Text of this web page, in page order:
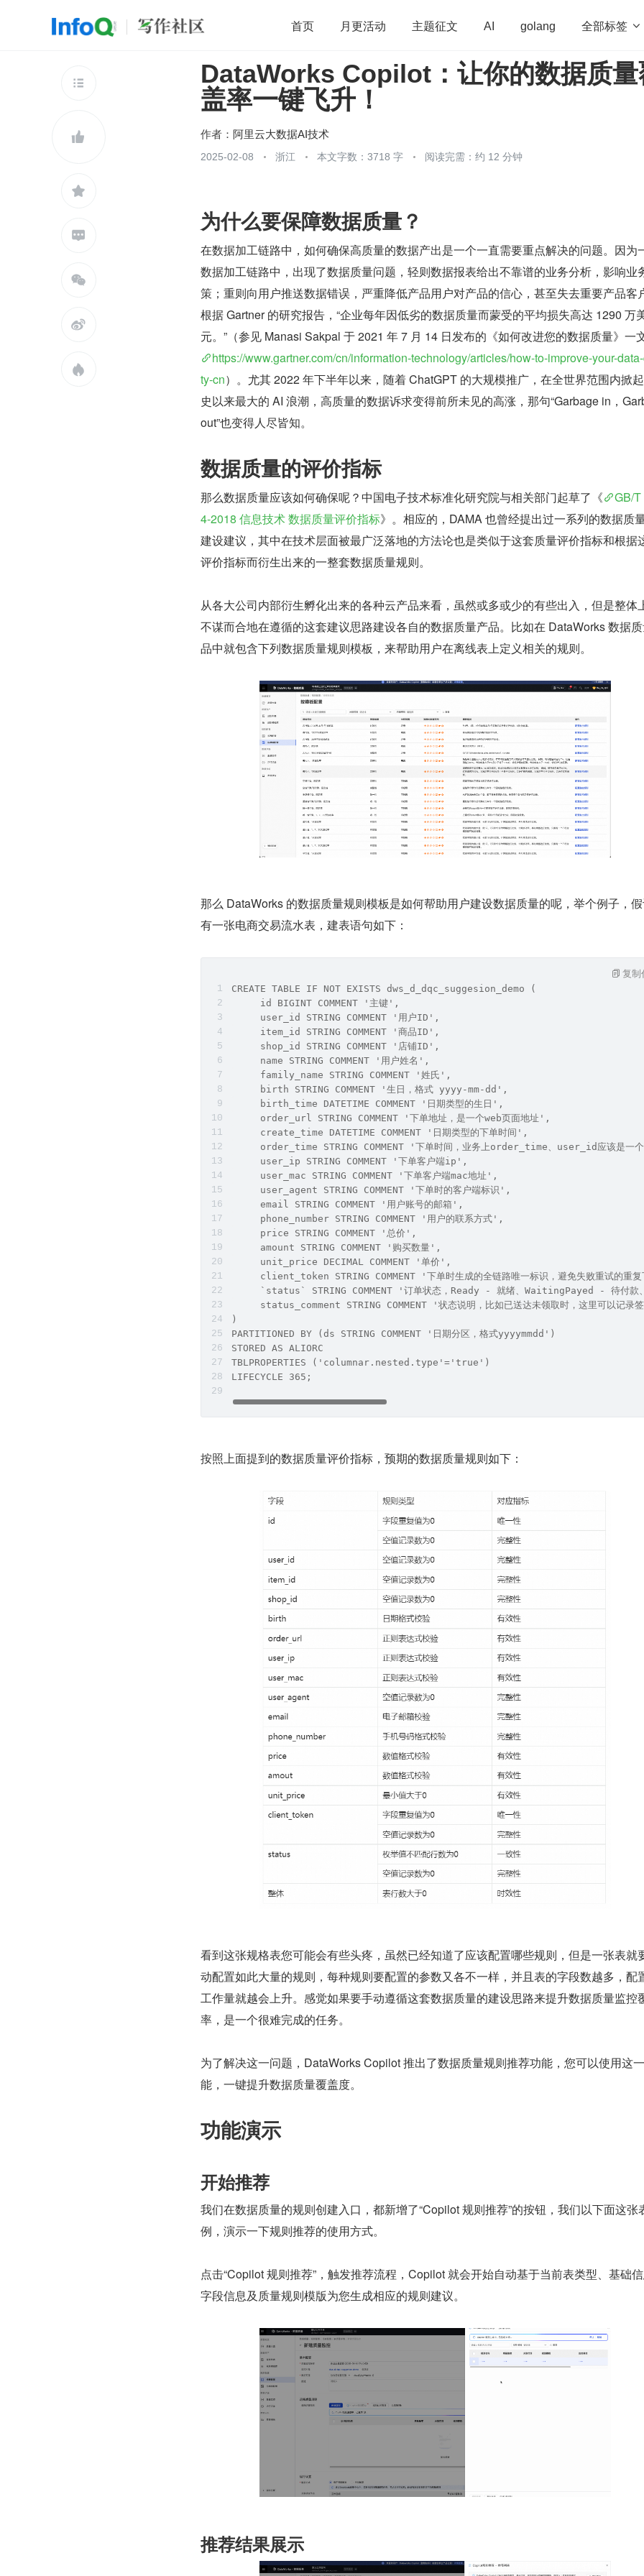
首页 月更活动 主题征文 AI golang 全部标签 
开源 架构 OpenHarmony 算法 学习方法 Web3.0 高
团队管理 程序员
查看更多







DataWorks Copilot：让你的数据质量
盖率一键飞升！
作者： 阿里云大数据AI技术
2025-02-08 浙江 本文字数：3718 字 阅读完需：约 12 分钟
为什么要保障数据质量？
在数据加工链路中，如何确保高质量的数据产出是一个一直需要重点解决的问题。因为
数据加工链路中，出现了数据质量问题，轻则数据报表给出不靠谱的业务分析，影响业
策；重则向用户推送数据错误，严重降低产品用户对产品的信心，甚至失去重要产品客
根据 Gartner 的研究报告，“企业每年因低劣的数据质量而蒙受的平均损失高达 1290 万
元。”（参见 Manasi Sakpal 于 2021 年 7 月 14 日发布的《如何改进您的数据质量》一
https://www.gartner.com/cn/information-technology/articles/how-to-improve-your-
ty-cn）。尤其 2022 年下半年以来，随着 ChatGPT 的大规模推广，在全世界范围内掀
史以来最大的 AI 浪潮，高质量的数据诉求变得前所未见的高涨，那句“Garbage in，
out”也变得人尽皆知。
数据质量的评价指标
那么数据质量应该如何确保呢？中国电子技术标准化研究院与相关部门起草了《
GB/
4-2018 信息技术 数据质量评价指标》。相应的，DAMA 也曾经提出过一系列的数据质
建设建议，其中在技术层面被最广泛落地的方法论也是类似于这套质量评价指标和根据
评价指标而衍生出来的一整套数据质量规则。
从各大公司内部衍生孵化出来的各种云产品来看，虽然或多或少的有些出入，但是整体
不谋而合地在遵循的这套建议思路建设各自的数据质量产品。比如在 DataWorks 数据
品中就包含下列数据质量规则模板，来帮助用户在离线表上定义相关的规则。
那么 DataWorks 的数据质量规则模板是如何帮助用户建设数据质量的呢，举个例子，
有一张电商交易流水表，建表语句如下：
CREATE TABLE IF NOT EXISTS dws_d_dqc_suggesion_demo (
     id BIGINT COMMENT '主键',
     user_id STRING COMMENT '用户ID',
     item_id STRING COMMENT '商品ID',
     shop_id STRING COMMENT '店铺ID',
     name STRING COMMENT '用户姓名',
     family_name STRING COMMENT '姓氏',
     birth STRING COMMENT '生日，格式 yyyy-mm-dd',
     birth_time DATETIME COMMENT '日期类型的生日',
     order_url STRING COMMENT '下单地址，是一个web页面地址',
     create_time DATETIME COMMENT '日期类型的下单时间',
order_time STRING COMMENT '下单时间，业务上order_time、user_id应该是一个唯
     user_ip STRING COMMENT '下单客户端ip',
     user_mac STRING COMMENT '下单客户端mac地址',
     user_agent STRING COMMENT '下单时的客户端标识',
     email STRING COMMENT '用户账号的邮箱',
     phone_number STRING COMMENT '用户的联系方式',
     price STRING COMMENT '总价',
     amount STRING COMMENT '购买数量',
     unit_price DECIMAL COMMENT '单价',
client_token STRING COMMENT '下单时生成的全链路唯一标识，避免失败重试的重复
`status` STRING COMMENT '订单状态，Ready - 就绪、WaitingPayed - 待付款
status_comment STRING COMMENT '状态说明，比如已送达未领取时，这里可以记录签
)
PARTITIONED BY (ds STRING COMMENT '日期分区，格式yyyymmdd')
STORED AS ALIORC
TBLPROPERTIES ('columnar.nested.type'='true')
LIFECYCLE 365;
复制
按照上面提到的数据质量评价指标，预期的数据质量规则如下：
看到这张规格表您可能会有些头疼，虽然已经知道了应该配置哪些规则，但是一张表就
动配置如此大量的规则，每种规则要配置的参数又各不一样，并且表的字段数越多，配
工作量就越会上升。感觉如果要手动遵循这套数据质量的建设思路来提升数据质量监控
率，是一个很难完成的任务。
为了解决这一问题，DataWorks Copilot 推出了数据质量规则推荐功能，您可以使用这
能，一键提升数据质量覆盖度。
功能演示
开始推荐
我们在数据质量的规则创建入口，都新增了“Copilot 规则推荐”的按钮，我们以下面这张
例，演示一下规则推荐的使用方式。
点击“Copilot 规则推荐”，触发推荐流程，Copilot 就会开始自动基于当前表类型、基础
字段信息及 质量规则模版为您生成相应的规则建议。
推荐结果展示